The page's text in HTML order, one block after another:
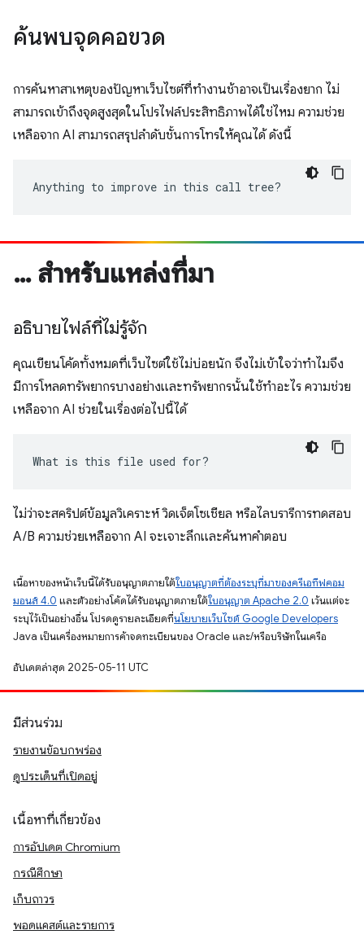
ค้นพบจุดคอขวด
การค้นหาสาเหตุของปัญหาเว็บไซต์ที่ทำงานช้าอาจเป็นเรื่องยาก ไม่
สามารถเข้าถึงจุดสูงสุดในโปรไฟล์ประสิทธิภาพได้ใช่ไหม ความช่วย
เหลือจาก AI สามารถสรุปลําดับชั้นการโทรให้คุณได้ ดังนี้
Anything to improve in this call tree?
… สำหรับแหล่งที่มา
อธิบายไฟล์ที่ไม่รู้จัก
คุณเขียนโค้ดทั้งหมดที่เว็บไซต์ใช้ไม่บ่อยนัก จึงไม่เข้าใจว่าทำไมจึง
มีการโหลดทรัพยากรบางอย่างและทรัพยากรนั้นใช้ทำอะไร ความช่วย
เหลือจาก AI ช่วยในเรื่องต่อไปนี้ได้
What is this file used for?
ไม่ว่าจะสคริปต์ข้อมูลวิเคราะห์ วิดเจ็ตโซเชียล หรือไลบรารีการทดสอบ
A/B ความช่วยเหลือจาก AI จะเจาะลึกและค้นหาคำตอบ
เนื้อหาของหน้าเว็บนี้ได้รับอนุญาตภายใต้ใบอนุญาตที่ต้องระบุที่มาของครีเอทีฟคอม
มอนส์ 4.0 และตัวอย่างโค้ดได้รับอนุญาตภายใต้ใบอนุญาต Apache 2.0 เว้นแต่จะ
ระบุไว้เป็นอย่างอื่น โปรดดูรายละเอียดที่นโยบายเว็บไซต์ Google Developers
Java เป็นเครื่องหมายการค้าจดทะเบียนของ Oracle และ/หรือบริษัทในเครือ
อัปเดตล่าสุด 2025-05-11 UTC
มีส่วนร่วม
รายงานข้อบกพร่อง
ดูประเด็นที่เปิดอยู่
เนื้อหาที่เกี่ยวข้อง
การอัปเดต Chromium
กรณีศึกษา
เก็บถาวร
พอดแคสต์และรายการ